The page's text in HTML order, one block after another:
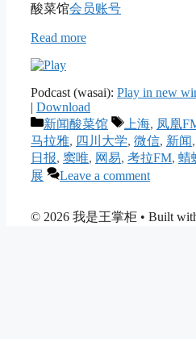
酸菜馆会员账号
Read more
Podcast (wasai): Play in new
| Download
Categories
新闻酸菜馆 Tags
上海, 凤凰
马拉雅, 四川大学, 微信, 新闻,
日报, 窦唯, 网易, 考拉FM, 蜻
展
Leave a comment
© 2026 我是王掌柜 • Built